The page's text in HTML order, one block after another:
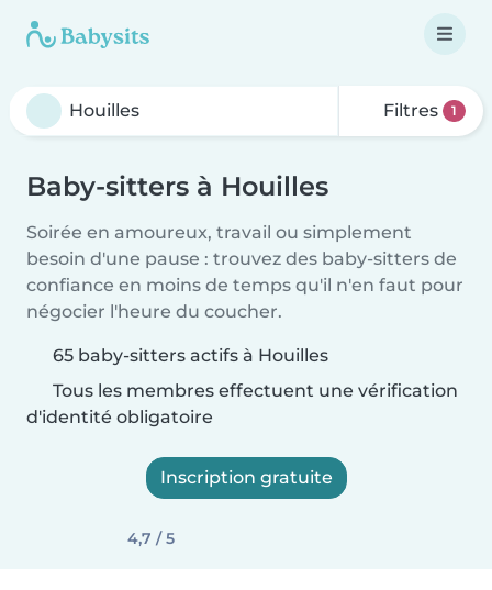
Filtres 1
Baby-sitters à Houilles
Soirée en amoureux, travail ou simplement
besoin d'une pause : trouvez des baby-sitters de
confiance en moins de temps qu'il n'en faut pour
négocier l'heure du coucher.
65 baby-sitters actifs à Houilles
Tous les membres effectuent une vérification
d'identité obligatoire
Inscription gratuite
4,7 / 5